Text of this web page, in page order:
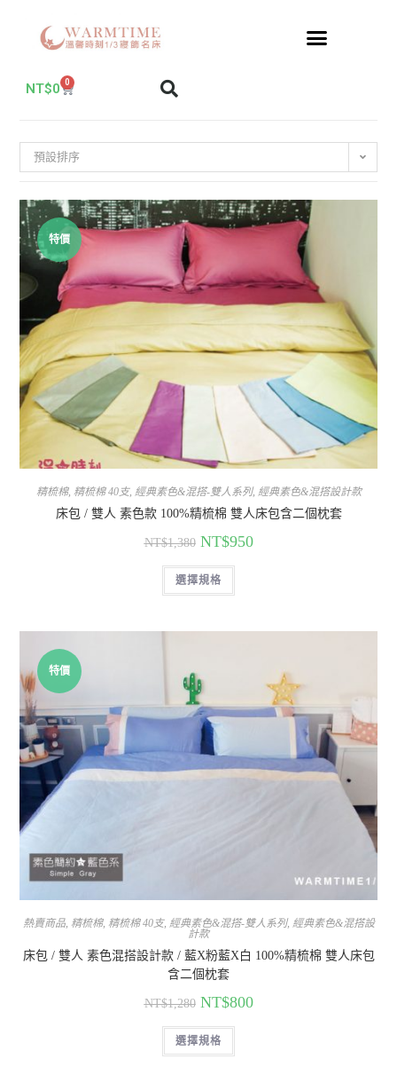
NT$0 0
預設排序
特價
精梳棉, 精梳棉 40支, 經典素色&混搭-雙人系列, 經典素色&混搭設計款
床包 / 雙人 素色款 100%精梳棉 雙人床包含二個枕套
NT$1,380 NT$950
選擇規格
特價
熱賣商品, 精梳棉, 精梳棉 40支, 經典素色&混搭-雙人系列, 經典素色&混搭設
計款
床包 / 雙人 素色混搭設計款 / 藍X粉藍X白 100%精梳棉 雙人床包
含二個枕套
NT$1,280 NT$800
選擇規格